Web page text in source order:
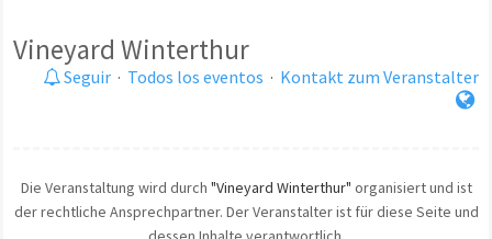
Vineyard Winterthur
Seguir · Todos los eventos · Kontakt zum Veranstalter
Die Veranstaltung wird durch "Vineyard Winterthur" organisiert und ist
der rechtliche Ansprechpartner. Der Veranstalter ist für diese Seite und